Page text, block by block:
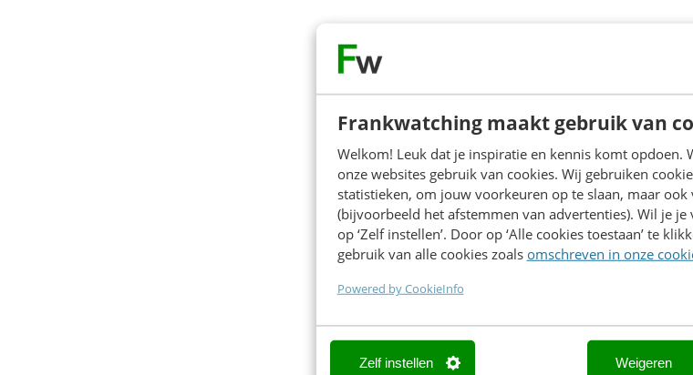
Frankwatching maakt gebruik van
Welkom! Leuk dat je inspiratie en kennis komt opdoen.
onze websites gebruik van cookies. Wij gebruiken
statistieken, om jouw voorkeuren op te slaan, maar
(bijvoorbeeld het afstemmen van advertenties). Wil je
op ‘Zelf instellen’. Door op ‘Alle cookies toestaan’ te
gebruik van alle cookies zoals omschreven in onze
Powered by CookieInfo
Zelf instellen Weigeren